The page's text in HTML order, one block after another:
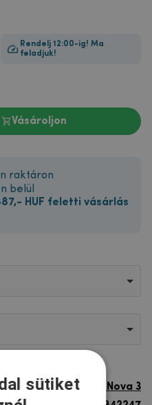
Rendelj 12:00-ig! Ma
feladjuk!
Vásároljon
raktáron
belül
887,- HUF feletti vásárlás
Huawei Nova 3
sütiket